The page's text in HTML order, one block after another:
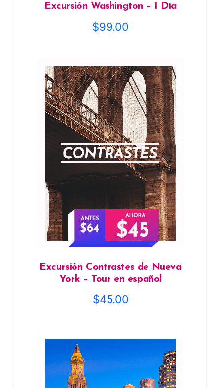
Excursión Washington – 1 Día
$99.00
Excursión Contrastes de Nueva
York – Tour en español
$45.00